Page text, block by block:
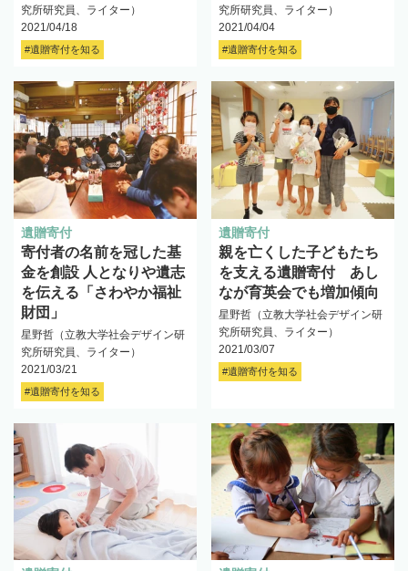
究所研究員、ライター）
2021/04/18
#遺贈寄付を知る
究所研究員、ライター）
2021/04/04
#遺贈寄付を知る
遺贈寄付
寄付者の名前を冠した基
金を創設 人となりや遺志
を伝える「さわやか福祉
財団」
星野哲（立教大学社会デザイン研
究所研究員、ライター）
2021/03/21
#遺贈寄付を知る
遺贈寄付
親を亡くした子どもたち
を支える遺贈寄付 あし
なが育英会でも増加傾向
星野哲（立教大学社会デザイン研
究所研究員、ライター）
2021/03/07
#遺贈寄付を知る